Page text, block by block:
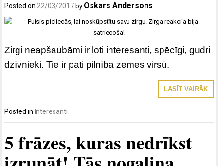
Posted on22/03/2017 by Oskars Andersons
Zirgi neapšaubāmi ir ļoti interesanti, spēcīgi, gudri
dzīvnieki. Tie ir pati pilnība zemes virsū.
LASĪT VAIRĀK
Posted in Interesanti
5 frāzes, kuras nedrīkst